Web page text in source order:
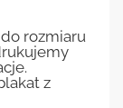
rozmiaru
z